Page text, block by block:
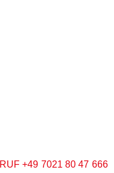
RUF +49 7021 80 47 666